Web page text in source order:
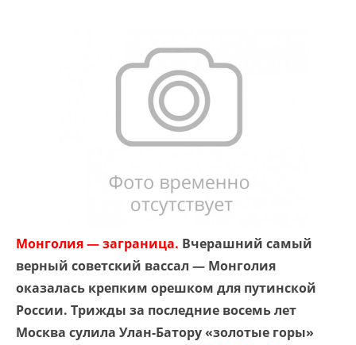
Монголия — заграница. Вчерашний самый
верный советский вассал — Монголия
оказалась крепким орешком для путинской
России. Трижды за последние восемь лет
Москва сулила Улан-Батору «золотые горы»